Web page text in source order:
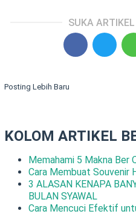
SUKA
Posting Lebih Baru
KOLOM ARTIKEL
Memahami 5 Makna Ber
Cara Membuat Souvenir
3 ALASAN KENAPA
BULAN SYAWAL
Cara Mencuci Efektif